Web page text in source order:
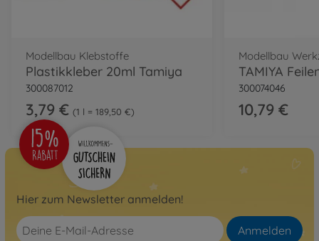
Modellbau Klebstoffe
Plastikkleber 20ml Tamiya
300087012
3,79 € 1 l = 189,50 €
Modellbau
TAMIYA
300074046
10,79 €
Hier zum Newsletter anmelden!
Anmelden